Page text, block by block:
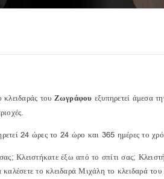
κλειδαράς του Ζωγράφου εξυπηρετεί άμεσα
24 ώρες το 24 ώρο και 365 ημέρες το
Κλειστήκατε έξω από το σπίτι σας;
το κλειδαρά Μιχάλη το κλειδαρά